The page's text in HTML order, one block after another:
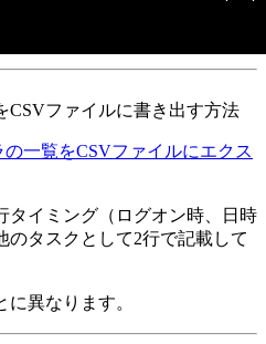
CSVファイルに書き出す方法
一覧をCSVファイルにエクス
タイミング（ログオン時、日時
のタスクとして2行で記載して
に異なります。